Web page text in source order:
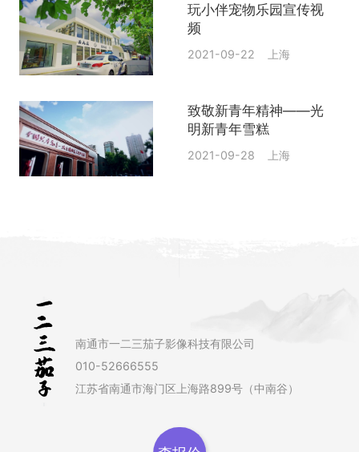
玩小伴宠物乐园宣传视
频
2021-09-22 上海
致敬新青年精神——光
明新青年雪糕
2021-09-28 上海
南通市一二三茄子影像科技有限公司
010-52666555
江苏省南通市海门区上海路899号（中南谷）